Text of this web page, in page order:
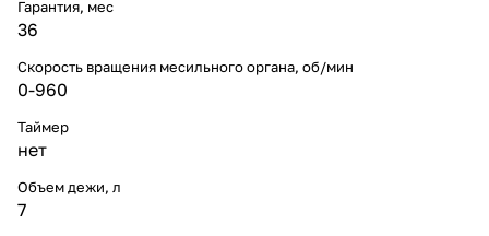
Гарантия, мес
36
Скорость вращения месильного органа, об/мин
0-960
Таймер
нет
Объем дежи, л
7